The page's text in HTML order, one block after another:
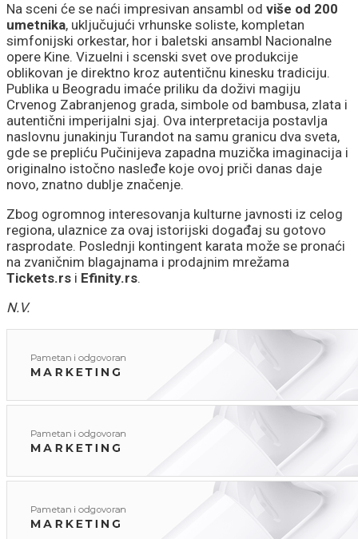
Na sceni će se naći impresivan ansambl od više od 200
umetnika, uključujući vrhunske soliste, kompletan
simfonijski orkestar, hor i baletski ansambl Nacionalne
opere Kine. Vizuelni i scenski svet ove produkcije
oblikovan je direktno kroz autentičnu kinesku tradiciju.
Publika u Beogradu imaće priliku da doživi magiju
Crvenog Zabranjenog grada, simbole od bambusa, zlata i
autentični imperijalni sjaj. Ova interpretacija postavlja
naslovnu junakinju Turandot na samu granicu dva sveta,
gde se prepliću Pučinijeva zapadna muzička imaginacija i
originalno istočno nasleđe koje ovoj priči danas daje
novo, znatno dublje značenje.
Zbog ogromnog interesovanja kulturne javnosti iz celog
regiona, ulaznice za ovaj istorijski događaj su gotovo
rasprodate. Poslednji kontingent karata može se pronaći
na zvaničnim blagajnama i prodajnim mrežama
Tickets.rs i Efinity.rs.
N.V.